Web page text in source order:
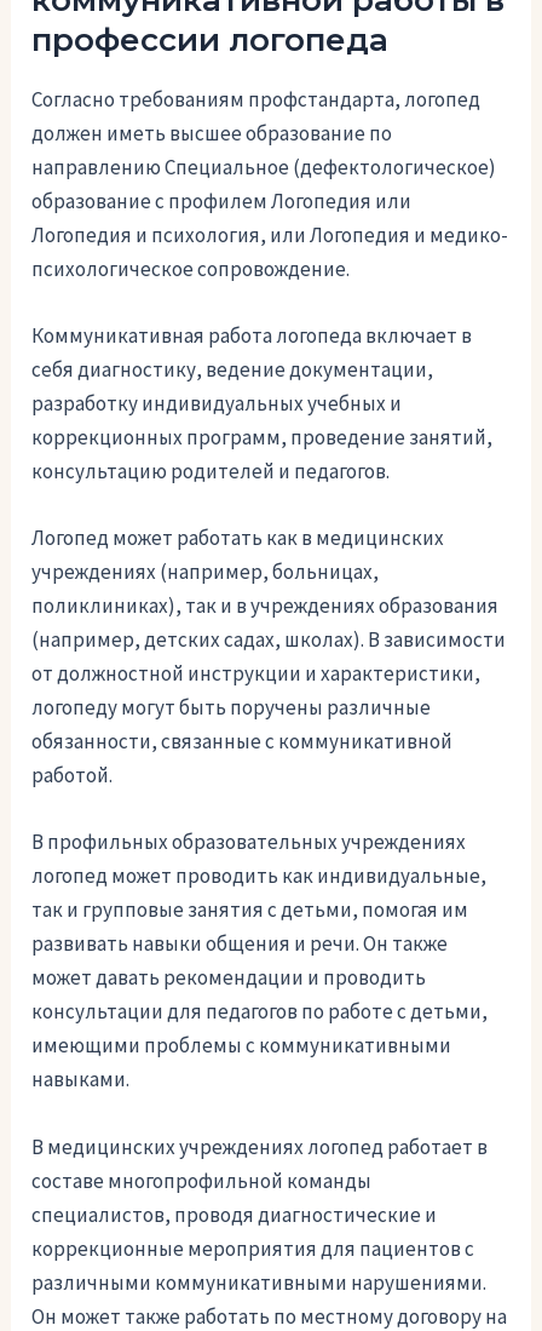
профессии логопеда
Согласно требованиям профстандарта, логопед
должен иметь высшее образование по
направлению Специальное (дефектологическое)
образование с профилем Логопедия или
Логопедия и психология, или Логопедия и медико-
психологическое сопровождение.
Коммуникативная работа логопеда включает в
себя диагностику, ведение документации,
разработку индивидуальных учебных и
коррекционных программ, проведение занятий,
консультацию родителей и педагогов.
Логопед может работать как в медицинских
учреждениях (например, больницах,
поликлиниках), так и в учреждениях образования
(например, детских садах, школах). В зависимости
от должностной инструкции и характеристики,
логопеду могут быть поручены различные
обязанности, связанные с коммуникативной
работой.
В профильных образовательных учреждениях
логопед может проводить как индивидуальные,
так и групповые занятия с детьми, помогая им
развивать навыки общения и речи. Он также
может давать рекомендации и проводить
консультации для педагогов по работе с детьми,
имеющими проблемы с коммуникативными
навыками.
В медицинских учреждениях логопед работает в
составе многопрофильной команды
специалистов, проводя диагностические и
коррекционные мероприятия для пациентов с
различными коммуникативными нарушениями.
Он может также работать по местному договору на